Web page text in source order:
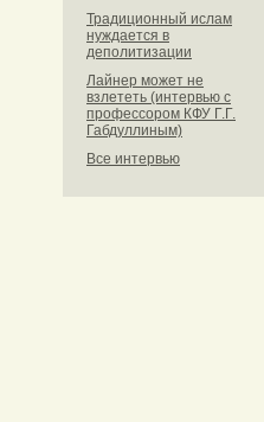
Традиционный ислам
нуждается в
деполитизации
Лайнер может не
взлететь (интервью с
профессором КФУ Г.Г.
Габдуллиным)
Все интервью